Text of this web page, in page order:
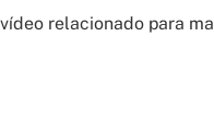
relacionado para